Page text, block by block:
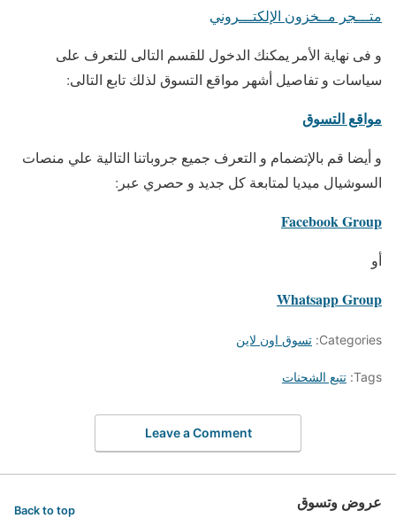
متـــجر مــخزون الإلكتـــروني
و فى نهاية الأمر يمكنك الدخول للقسم التالى للتعرف على
سياسات و تفاصيل أشهر مواقع التسوق لذلك تابع التالى:
مواقع التسوق
و أيضا قم بالإتضمام و التعرف جميع جروباتنا التالية علي منصات
السوشيال ميديا لمتابعة كل جديد و حصري عبر:
Facebook Group
أو
Whatsapp Group
Categories: تسوق اون لاين
Tags: تتبع الشحنات
Leave a Comment
عروض وتسوق Back to top